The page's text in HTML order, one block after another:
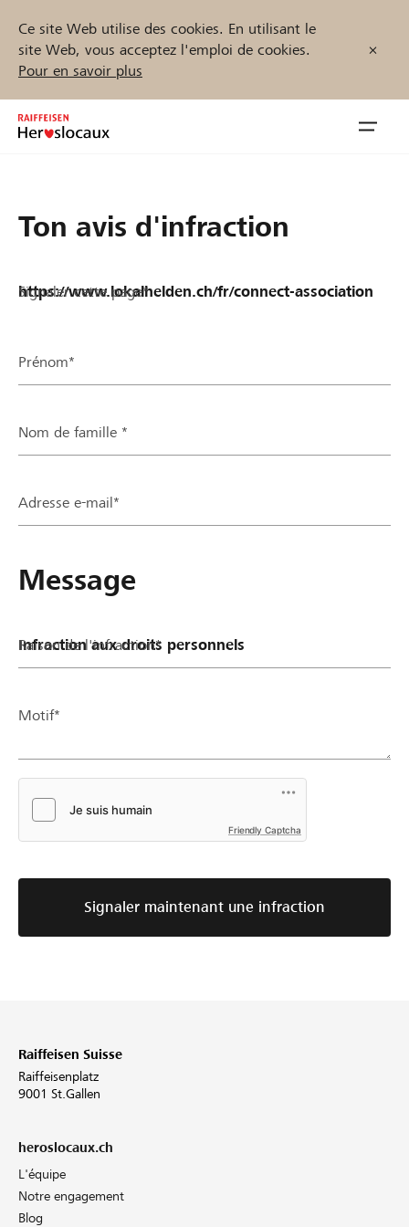
Ce site Web utilise des cookies. En utilisant le
site Web, vous acceptez l'emploi de cookies.
Pour en savoir plus
Inhalt
Partenaires / Banques Raiffeisen
S'inscrire
Trouvez des projets et des organisations
DE FR IT
Ton avis d'infraction
Signaler cette page*
Prénom*
Nom de famille *
Adresse e-mail*
Message
Raison de l'infraction*
Motif*
Friendly Captcha
Signaler maintenant une infraction
Raiffeisen Suisse
Raiffeisenplatz
9001 St.Gallen
heroslocaux.ch
L'équipe
Notre engagement
Blog